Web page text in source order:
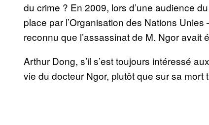
du crime ? En 2009, lors d’une audience
place par l’Organisation des Nations
reconnu que l’assassinat de M. Ngor avait
Arthur Dong, s’il s’est toujours intéressé
vie du docteur Ngor, plutôt que sur sa mort